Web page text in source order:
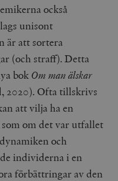
också
unisont
är att sortera
(och straff). Detta
bok Om man älskar
2020). Ofta tillskrivs
att vilja ha en
om det var utfallet
och
individerna i en
förbättringar av den